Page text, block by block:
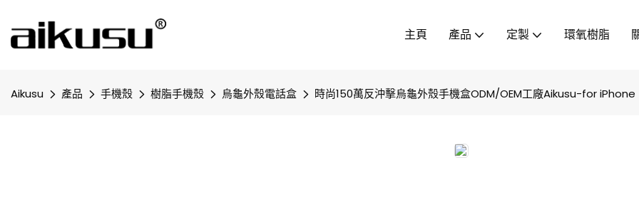
主頁 產品 定製 環氧樹脂
Aikusu 產品 手機殼 樹脂手機殼 烏龜外殼電話盒 時尚150萬反沖擊烏龜外殼手機盒ODM/OEM工廠Aikusu-for iPhone